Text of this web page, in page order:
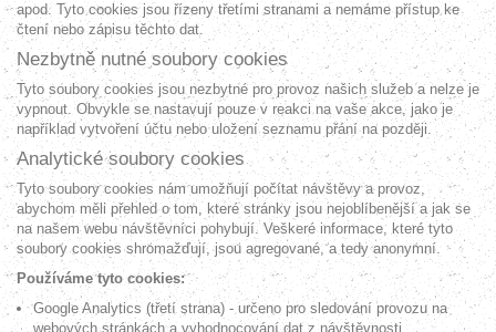
apod. Tyto cookies jsou řízeny třetími stranami a nemáme přístup ke
čtení nebo zápisu těchto dat.
Nezbytně nutné soubory cookies
Tyto soubory cookies jsou nezbytné pro provoz našich služeb a nelze je
vypnout. Obvykle se nastavují pouze v reakci na vaše akce, jako je
například vytvoření účtu nebo uložení seznamu přání na později.
Analytické soubory cookies
Tyto soubory cookies nám umožňují počítat návštěvy a provoz,
abychom měli přehled o tom, které stránky jsou nejoblíbenější a jak se
na našem webu návštěvníci pohybují. Veškeré informace, které tyto
soubory cookies shromažďují, jsou agregované, a tedy anonymní.
Používáme tyto cookies:
Google Analytics (třetí strana) - určeno pro sledování provozu na
webových stránkách a vyhodnocování dat z návštěvnosti.